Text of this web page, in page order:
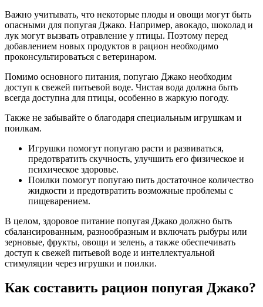
Важно учитывать, что некоторые плоды и овощи могут быть
опасными для попугая Джако. Например, авокадо, шоколад и
лук могут вызвать отравление у птицы. Поэтому перед
добавлением новых продуктов в рацион необходимо
проконсультироваться с ветеринаром.
Помимо основного питания, попугаю Джако необходим
доступ к свежей питьевой воде. Чистая вода должна быть
всегда доступна для птицы, особенно в жаркую погоду.
Также не забывайте о благодаря специальным игрушкам и
поилкам.
Игрушки помогут попугаю расти и развиваться,
предотвратить скучность, улучшить его физическое и
психическое здоровье.
Поилки помогут попугаю пить достаточное количество
жидкости и предотвратить возможные проблемы с
пищеварением.
В целом, здоровое питание попугая Джако должно быть
сбалансированным, разнообразным и включать рыбуры или
зерновые, фрукты, овощи и зелень, а также обеспечивать
доступ к свежей питьевой воде и интеллектуальной
стимуляции через игрушки и поилки.
Как составить рацион попугая Джако?